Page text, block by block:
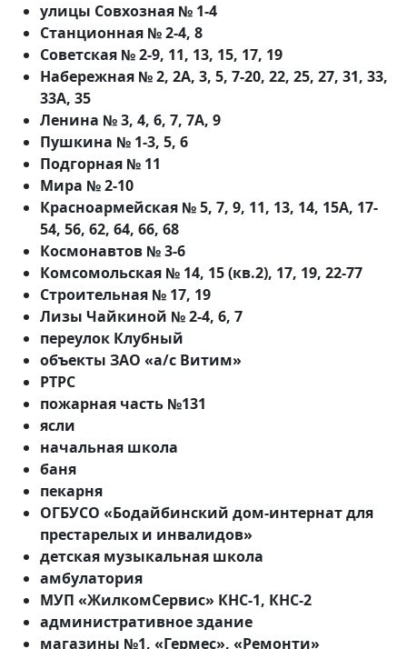
улицы Совхозная № 1-4
Станционная № 2-4, 8
Советская № 2-9, 11, 13, 15, 17, 19
Набережная № 2, 2А, 3, 5, 7-20, 22, 25, 27, 31, 33,
33А, 35
Ленина № 3, 4, 6, 7, 7А, 9
Пушкина № 1-3, 5, 6
Подгорная № 11
Мира № 2-10
Красноармейская № 5, 7, 9, 11, 13, 14, 15А, 17-
54, 56, 62, 64, 66, 68
Космонавтов № 3-6
Комсомольская № 14, 15 (кв.2), 17, 19, 22-77
Строительная № 17, 19
Лизы Чайкиной № 2-4, 6, 7
переулок Клубный
объекты ЗАО «а/с Витим»
РТРС
пожарная часть №131
ясли
начальная школа
баня
пекарня
ОГБУСО «Бодайбинский дом-интернат для
престарелых и инвалидов»
детская музыкальная школа
амбулатория
МУП «ЖилкомСервис» КНС-1, КНС-2
административное здание
магазины №1, «Гермес», «Ремонти»